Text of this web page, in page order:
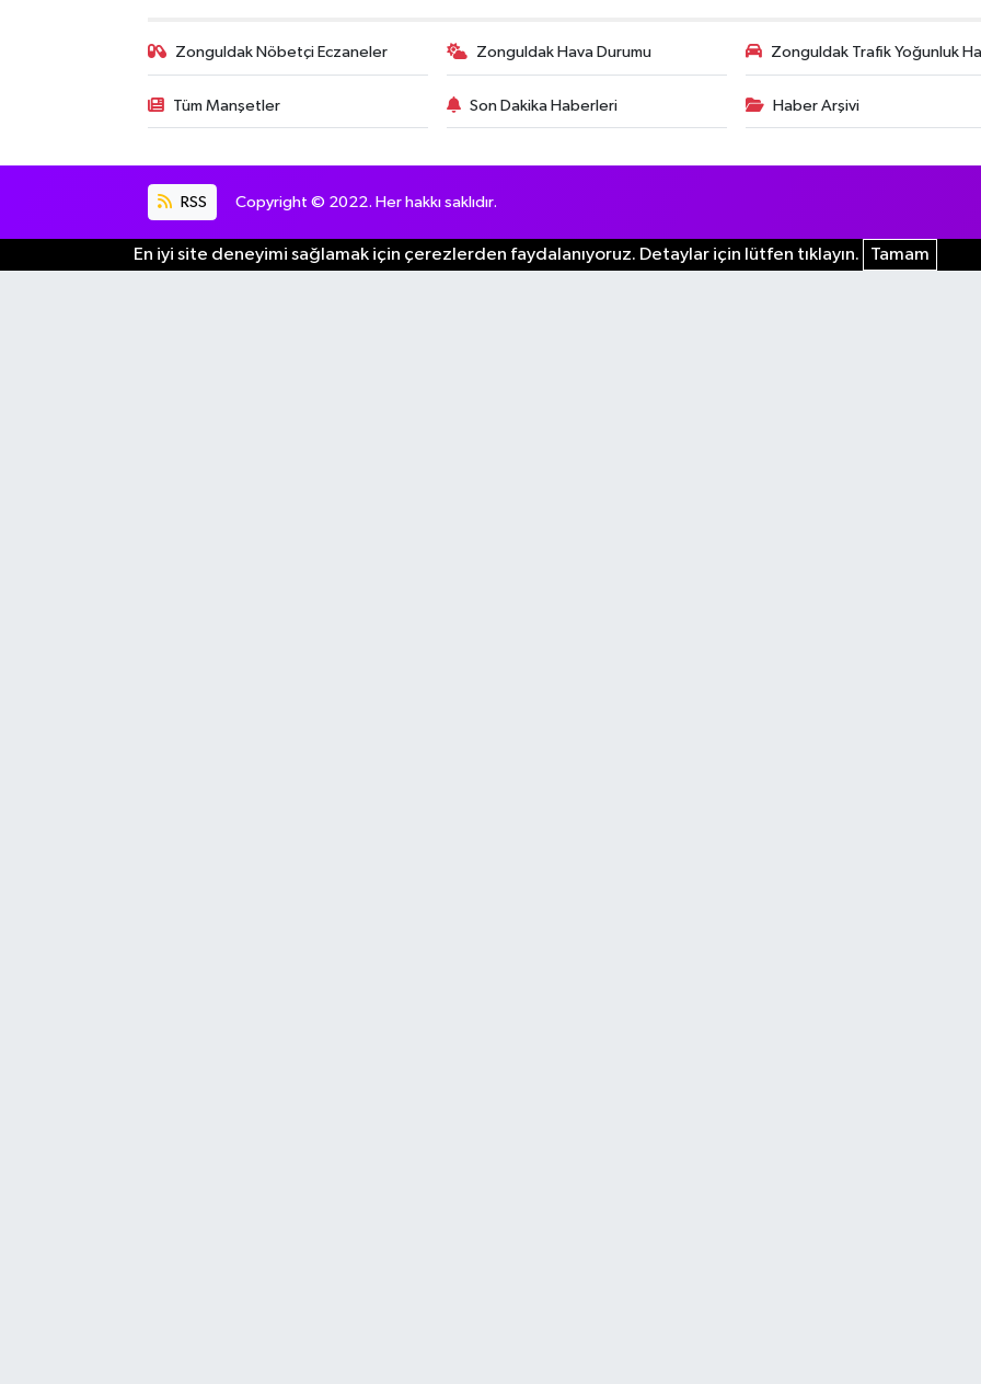
Zonguldak Nöbetçi Eczaneler Zonguldak Hava Durumu Zonguldak Trafik Yoğunluk
Tüm Manşetler Son Dakika Haberleri Haber Arşivi
RSS Copyright © 2022. Her hakkı saklıdır.
En iyi site deneyimi sağlamak için çerezlerden faydalanıyoruz. Detaylar için lütfen tıklayın. Tamam